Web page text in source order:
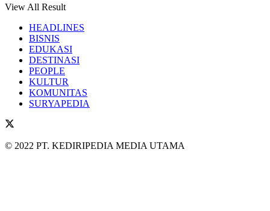
View All Result
HEADLINES
BISNIS
EDUKASI
DESTINASI
PEOPLE
KULTUR
KOMUNITAS
SURYAPEDIA
© 2022 PT. KEDIRIPEDIA MEDIA UTAMA